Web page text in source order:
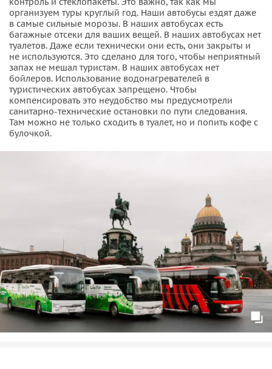
организуем туры круглый год. Наши автобусы ездят даже
в самые сильные морозы. В наших автобусах есть
багажные отсеки для ваших вещей. В наших автобусах нет
туалетов. Даже если технически они есть, они закрыты и
не используются. Это сделано для того, чтобы неприятный
запах не мешал туристам. В наших автобусах нет
бойлеров. Использование водонагревателей в
туристических автобусах запрещено. Чтобы
компенсировать это неудобство мы предусмотрели
санитарно-технические остановки по пути следования.
Там можно не только сходить в туалет, но и попить кофе с
булочкой.